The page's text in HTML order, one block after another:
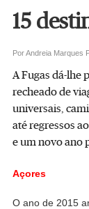
15
Por Andreia Marques
A Fugas dá-lhe
recheado de
universais,
até regressos
e um novo ano
Açores
O ano de 2015